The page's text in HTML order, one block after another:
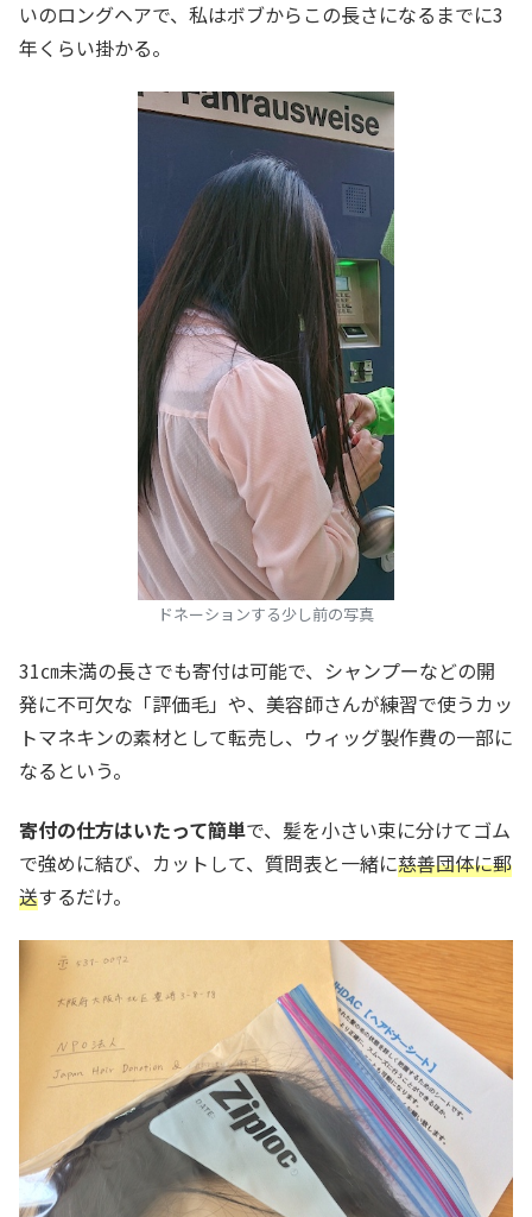
いのロングヘアで、私はボブからこの長さになるまでに3
年くらい掛かる。
ドネーションする少し前の写真
31㎝未満の長さでも寄付は可能で、シャンプーなどの開
発に不可欠な「評価毛」や、美容師さんが練習で使うカッ
トマネキンの素材として転売し、ウィッグ製作費の一部に
なるという。
寄付の仕方はいたって簡単で、髪を小さい束に分けてゴム
で強めに結び、カットして、質問表と一緒に慈善団体に郵
送するだけ。